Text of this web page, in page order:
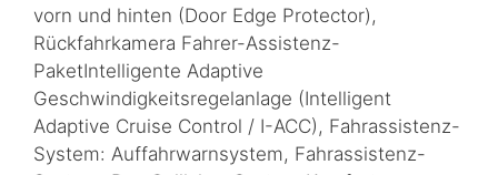
vorn und hinten (Door Edge Protector),
Rückfahrkamera Fahrer-Assistenz-
PaketIntelligente Adaptive
Geschwindigkeitsregelanlage (Intelligent
Adaptive Cruise Control / I-ACC), Fahrassistenz-
System: Auffahrwarnsystem, Fahrassistenz-